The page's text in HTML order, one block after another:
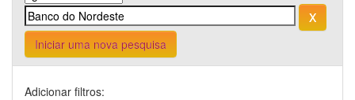
Iniciar uma nova pesquisa
Adicionar filtros: